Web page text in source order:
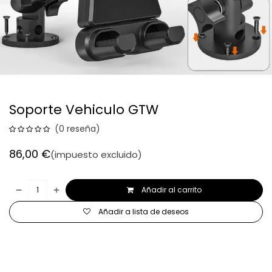
Soporte Vehiculo GTW
(0 reseña)
86,00 €(impuesto excluido)
Añadir al carrito
Añadir a lista de deseos